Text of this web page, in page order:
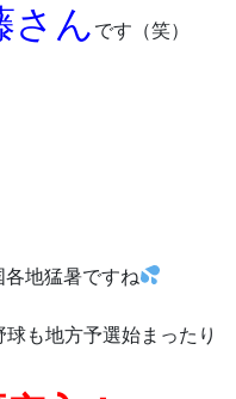
さん です（笑）
各地猛暑ですね
球も地方予選始まったり